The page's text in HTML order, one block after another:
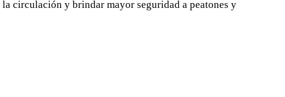
circulación y brindar mayor seguridad a peatones y